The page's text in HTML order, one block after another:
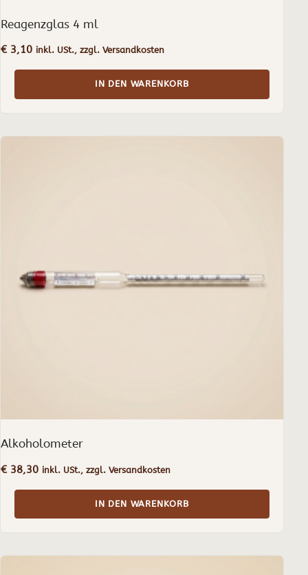
Reagenzglas 4 ml
€3,10 inkl. USt., zzgl. Versandkosten
IN DEN WARENKORB
Alkoholometer
€38,30 inkl. USt., zzgl. Versandkosten
IN DEN WARENKORB